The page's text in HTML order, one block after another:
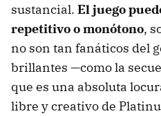
sustancial. El juego
repetitivo o monótono,
no son tan fanáticos del
brillantes —como la
que es una absoluta
libre y creativo de